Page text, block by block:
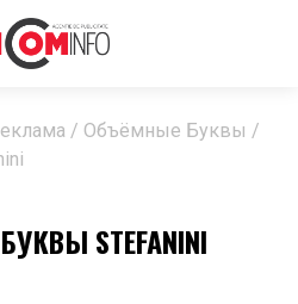
/ Объёмные Буквы /
STEFANINI